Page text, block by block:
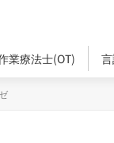
業療法士(OT)